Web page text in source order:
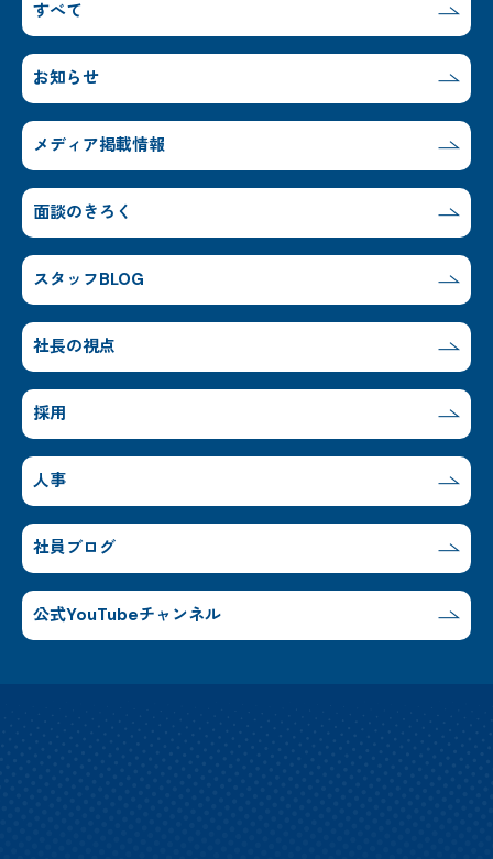
すべて
お知らせ
メディア掲載情報
面談のきろく
スタッフBLOG
社長の視点
採用
人事
社員ブログ
公式YouTubeチャンネル